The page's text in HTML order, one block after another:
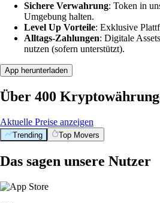
Sichere Verwahrung: Token in
Umgebung halten.
Level Up Vorteile: Exklusive
Alltags-Zahlungen: Digitale
nutzen (sofern unterstützt).
App herunterladen
Über 400
Aktuelle Preise anzeigen
Trending Top Movers
Das sagen unsere Nutzer